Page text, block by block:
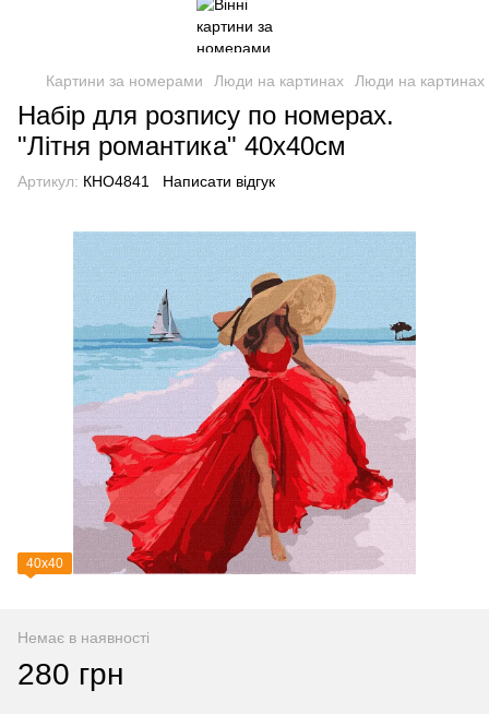
Картини за номерами Люди на картинах Люди на картинах
Набір для розпису по номерах.
"Літня романтика" 40х40см
Артикул: КНО4841 Написати відгук
40х40
Немає в наявності
280 грн